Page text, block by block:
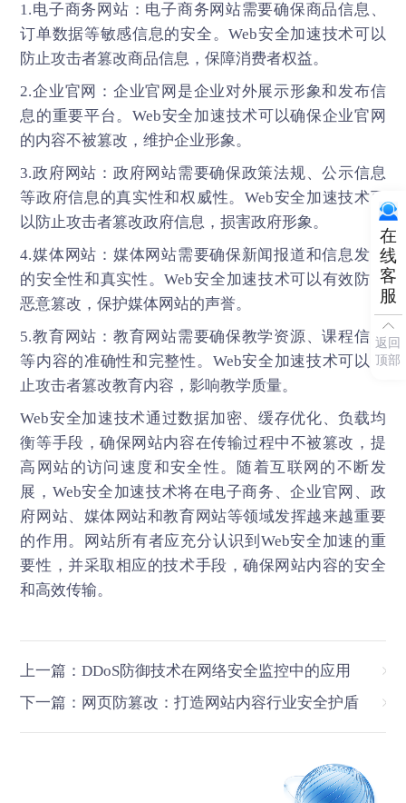
1.电子商务网站：电子商务网站需要确保商品信息、
订单数据等敏感信息的安全。Web安全加速技术可以
防止攻击者篡改商品信息，保障消费者权益。
2.企业官网：企业官网是企业对外展示形象和发布信
息的重要平台。Web安全加速技术可以确保企业官网
的内容不被篡改，维护企业形象。
3.政府网站：政府网站需要确保政策法规、公示信息
等政府信息的真实性和权威性。Web安全加速技术可
以防止攻击者篡改政府信息，损害政府形象。
4.媒体网站：媒体网站需要确保新闻报道和信息发布
的安全性和真实性。Web安全加速技术可以有效防止
恶意篡改，保护媒体网站的声誉。
5.教育网站：教育网站需要确保教学资源、课程信息
等内容的准确性和完整性。Web安全加速技术可以防
止攻击者篡改教育内容，影响教学质量。
Web安全加速技术通过数据加密、缓存优化、负载均
衡等手段，确保网站内容在传输过程中不被篡改，提
高网站的访问速度和安全性。随着互联网的不断发
展，Web安全加速技术将在电子商务、企业官网、政
府网站、媒体网站和教育网站等领域发挥越来越重要
的作用。网站所有者应充分认识到Web安全加速的重
要性，并采取相应的技术手段，确保网站内容的安全
和高效传输。
上一篇：DDoS防御技术在网络安全监控中的应用
下一篇：网页防篡改：打造网站内容行业安全护盾
在
线
客
服
返回
顶部